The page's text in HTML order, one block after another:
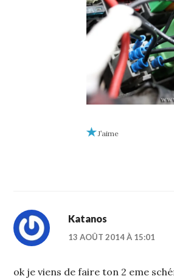
J’aime
Katanos
13 AOÛT 2014 À 15:01
ok je viens de faire ton 2 eme